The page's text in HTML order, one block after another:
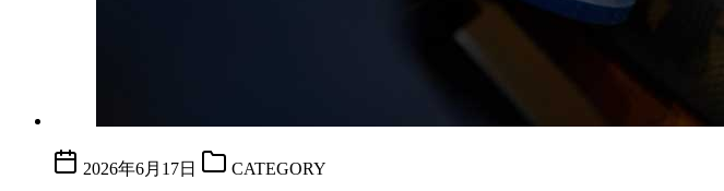
2026年6月17日 CATEGORY